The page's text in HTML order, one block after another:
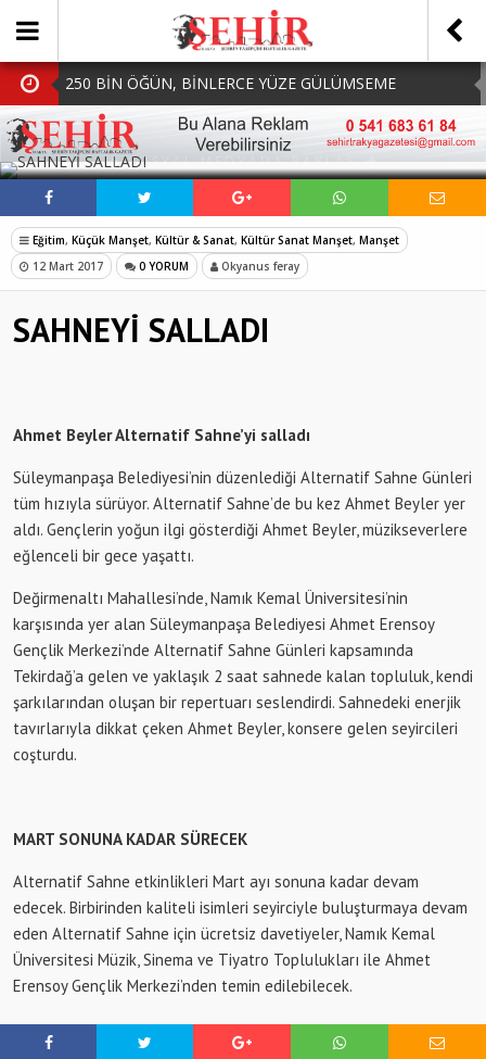
250 BİN ÖĞÜN, BİNLERCE YÜZE GÜLÜMSEME
BAŞKAN MÜGE YILDIZ TOPAK: ‘SOSYAL
BELEDİYECİLİKTE HİÇBİR HEMŞERİMİZİ YALNIZ
BIRAKMIYORUZ!’
MHP Çorlu İlçe Teşkilatında Yeni Dönem Başladı:
Mazbatalar Alındı
Dolu Vurdu, Büyükşehir Üreticiyi Yalnız Bırakmadı
SOFRALARDA BEREKETİ, GÖNÜLLERDE DAYANIŞMAYI
SOSYAL MEDYADA PAYLAŞ
Eğitim, Küçük Manşet, Kültür & Sanat, Kültür Sanat Manşet, Manşet
12 Mart 2017
0 YORUM Okyanus feray
SAHNEYİ SALLADI
Ahmet Beyler Alternatif Sahne’yi salladı
Süleymanpaşa Belediyesi’nin düzenlediği Alternatif Sahne Günleri
tüm hızıyla sürüyor. Alternatif Sahne’de bu kez Ahmet Beyler yer
aldı. Gençlerin yoğun ilgi gösterdiği Ahmet Beyler, müzikseverlere
eğlenceli bir gece yaşattı.
Değirmenaltı Mahallesi’nde, Namık Kemal Üniversitesi’nin
karşısında yer alan Süleymanpaşa Belediyesi Ahmet Erensoy
Gençlik Merkezi’nde Alternatif Sahne Günleri kapsamında
Tekirdağ’a gelen ve yaklaşık 2 saat sahnede kalan topluluk, kendi
şarkılarından oluşan bir repertuarı seslendirdi. Sahnedeki enerjik
tavırlarıyla dikkat çeken Ahmet Beyler, konsere gelen seyircileri
coşturdu.
MART SONUNA KADAR SÜRECEK
Alternatif Sahne etkinlikleri Mart ayı sonuna kadar devam
edecek. Birbirinden kaliteli isimleri seyirciyle buluşturmaya devam
eden Alternatif Sahne için ücretsiz davetiyeler, Namık Kemal
Üniversitesi Müzik, Sinema ve Tiyatro Toplulukları ile Ahmet
Erensoy Gençlik Merkezi’nden temin edilebilecek.